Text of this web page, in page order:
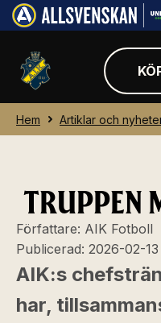
Hem Artiklar och
TRUPPEN
Författare: AIK Fotboll
Publicerad: 2026-02-13
AIK:s
har,